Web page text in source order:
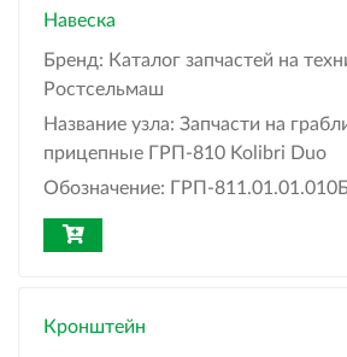
Навеска
Бренд: Каталог запчастей на
Ростсельмаш
Название узла: Запчасти на
прицепные ГРП-810 Kolibri Duo
Обозначение: ГРП-
Кронштейн